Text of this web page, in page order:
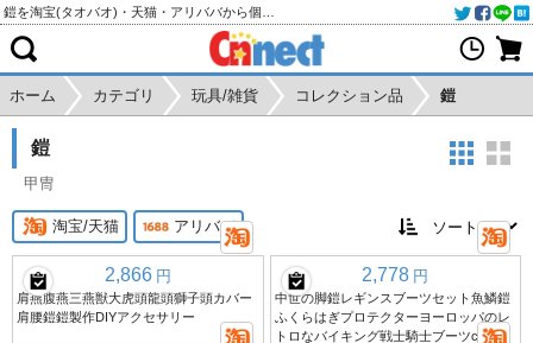
ホーム カテゴリ 玩具/雑貨 コレクション品 鎧
鎧
甲冑
淘宝/天猫 アリババ
2,866 円
肩燕腹燕三燕獣大虎頭龍頭獅子頭カバー
肩腰鎧鎧製作DIYアクセサリー
2,778 円
中世の脚鎧レギンスブーツセット魚鱗鎧
ふくらはぎプロテクターヨーロッパのレ
トロなバイキング戦士騎士ブーツcos